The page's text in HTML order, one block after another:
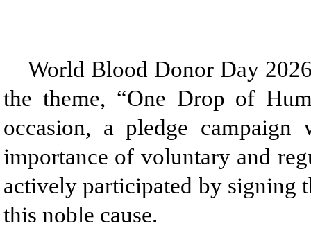
World Blood Donor Day
the theme, “One Drop of
occasion, a pledge campaign
importance of voluntary and
actively participated by signing
this noble cause.